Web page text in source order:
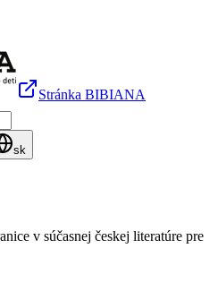
Stránka BIBIANA
sk
v súčasnej českej literatúre pre